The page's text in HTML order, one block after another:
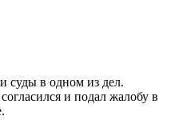
суды в одном из дел.
и подал жалобу в